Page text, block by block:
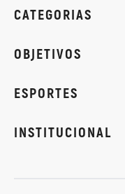
CATEGORIAS
OBJETIVOS
ESPORTES
INSTITUCIONAL